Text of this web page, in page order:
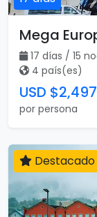
Mega
17 días / 15
4 país(es)
USD $2,497
por persona
Destacado